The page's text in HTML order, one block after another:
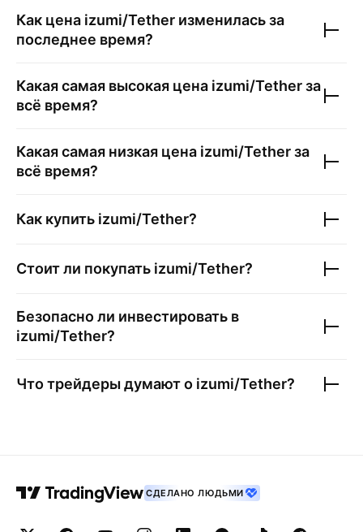
Как цена izumi/Tether изменилась за
последнее время?
Какая самая высокая цена izumi/Tetherза
всё время?
Какая самая низкая цена izumi/Tetherза
всё время?
Как купить izumi/Tether?
Стоит ли покупать izumi/Tether?
Безопасно ли инвестировать в
izumi/Tether?
Что трейдеры думают о izumi/Tether?
СДЕЛАНО ЛЮДЬМИ